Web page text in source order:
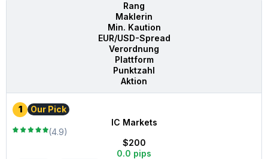
Rang
Maklerin
Min. Kaution
EUR/USD-Spread
Verordnung
Plattform
Punktzahl
Aktion
1
Our Pick
IC Markets
(4.9)
$200
0.0 pips